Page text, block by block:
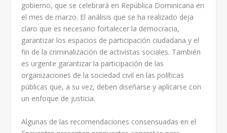
gobierno, que se celebrará en República Dominicana en
el mes de marzo. El análisis que se ha realizado deja
claro que es necesario fortalecer la democracia,
garantizar los espacios de participación ciudadana y el
fin de la criminalización de activistas sociales. También
es urgente garantizar la participación de las
organizaciones de la sociedad civil en las políticas
públicas que, a su vez, deben diseñarse y aplicarse con
un enfoque de justicia.
Algunas de las recomendaciones consensuadas en el